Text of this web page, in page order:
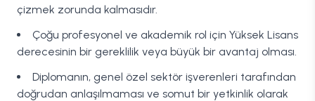
çizmek zorunda kalmasıdır.
Çoğu profesyonel ve akademik rol için Yüksek Lisans
derecesinin bir gereklilik veya büyük bir avantaj olması.
Diplomanın, genel özel sektör işverenleri tarafından
doğrudan anlaşılmaması ve somut bir yetkinlik olarak